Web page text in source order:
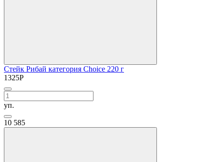
Стейк Рибай категория Choice 220 г
1325Р
уп.
10 585